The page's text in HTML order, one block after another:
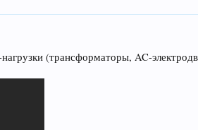
(трансформаторы, AC-